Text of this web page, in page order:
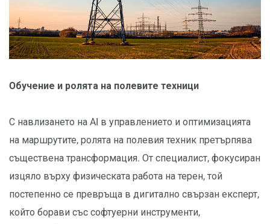
Oбучение и ролята на полевите техници
С навлизането на AI в управлението и оптимизацията
на маршрутите, ролята на полевия техник претърпява
съществена трансформация. От специалист, фокусиран
изцяло върху физическата работа на терен, той
постепенно се превръща в дигитално свързан експерт,
който борави със софтуерни инструменти,